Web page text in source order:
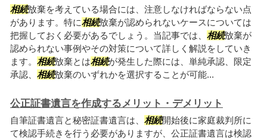
相続放棄を考えている場合には、注意しなければならない点
があります。特に相続放棄が認められないケースについては
把握しておく必要があるでしょう。当記事では、 相続放棄が
認められない事例やその対策について詳しく解説をしていき
ます。 相続放棄とは相続が発生した際には、単純承認、限定
承認、 相続放棄のいずれかを選択することが可能...
公正証書遺言を作成するメリット・デメリット
自筆証書遺言と秘密証書遺言は、 相続開始後に家庭裁判所に
て検認手続きを行う必要がありますが、公正証書遺言は検認